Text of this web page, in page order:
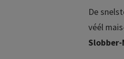
De
véél
Slobber-